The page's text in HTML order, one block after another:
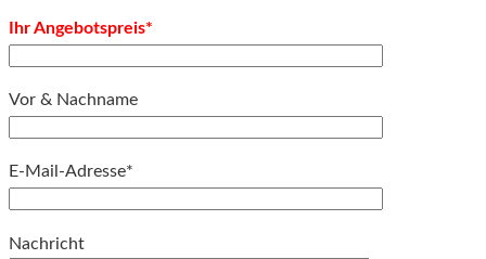
Ihr Angebotspreis*
Vor & Nachname
E-Mail-Adresse*
Nachricht